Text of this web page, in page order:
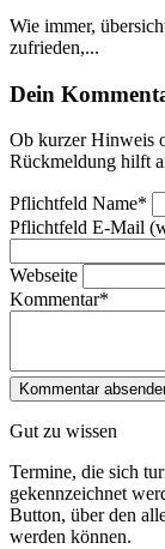
Wie immer,
zufrieden,...
Dein
Ob kurzer Hinweis
Rückmeldung hilft
Pflichtfeld Name*
Pflichtfeld E-Mail
Webseite
Kommentar*
Gut zu wissen
Termine, die sich
gekennzeichnet
Button, über den
werden können.